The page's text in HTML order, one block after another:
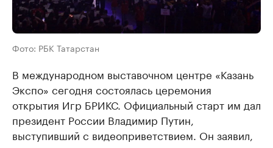
Фото: РБК Татарстан
В международном выставочном центре «Казань
Экспо» сегодня состоялась церемония
открытия Игр БРИКС. Официальный старт им дал
президент России Владимир Путин,
выступивший с видеоприветствием. Он заявил,